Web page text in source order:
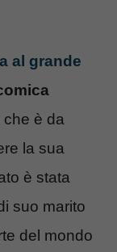
al grande
che è da
la sua
è stata
suo marito
del mondo